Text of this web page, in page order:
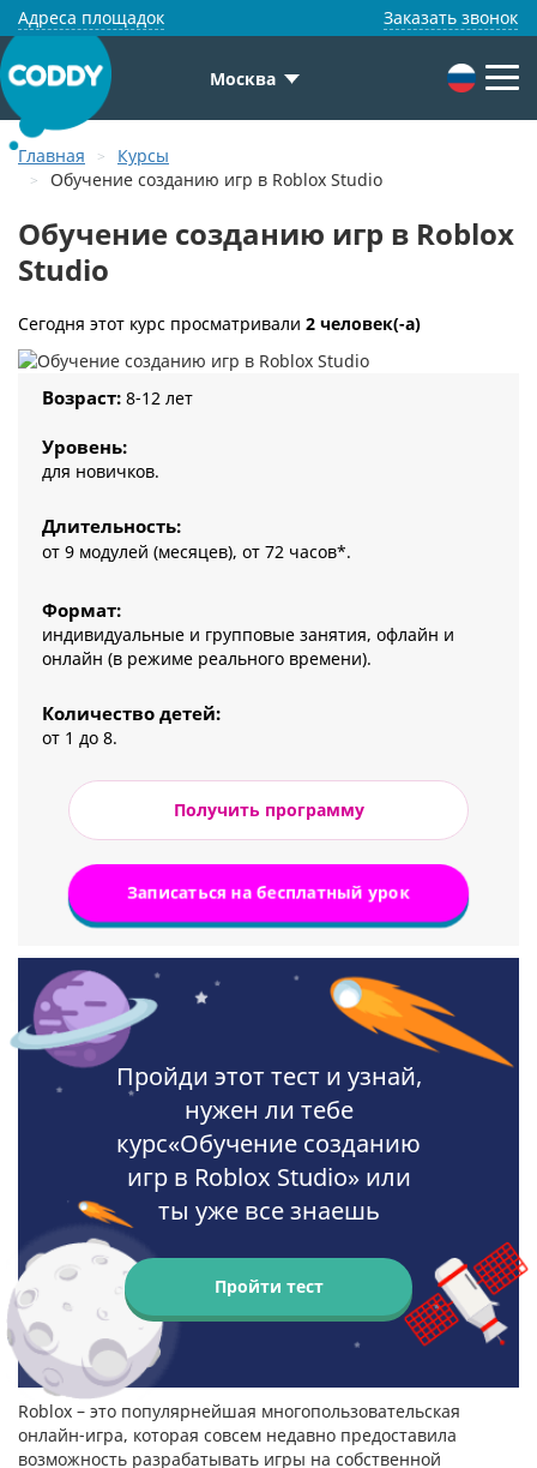
Адреса площадок Заказать звонок
Москва
Главная
Курсы
Обучение созданию игр в Roblox Studio
Обучение созданию игр в Roblox
Studio
Roblox – это популярнейшая многопользовательская
онлайн-игра, которая совсем недавно предоставила
возможность разрабатывать игры на собственной
Сегодня этот курс просматривали 2 человек(-а)
Возраст: 8-12 лет
Уровень:
для новичков.
Длительность:
от 9 модулей (месяцев), от 72 часов*.
Формат:
индивидуальные и групповые занятия, офлайн и
онлайн (в режиме реального времени).
Количество детей:
от 1 до 8.
Получить программу
Записаться на бесплатный урок
Пройди этот тест и узнай,
нужен ли тебе
курс«Обучение созданию
игр в Roblox Studio» или
ты уже все знаешь
Пройти тест